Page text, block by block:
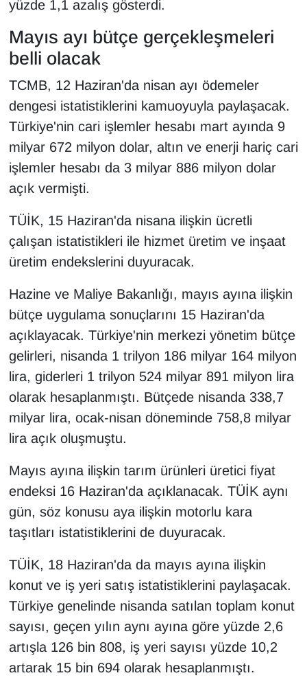
yüzde 1,1 azalış gösterdi.
Mayıs ayı bütçe gerçekleşmeleri
belli olacak
TCMB, 12 Haziran'da nisan ayı ödemeler
dengesi istatistiklerini kamuoyuyla paylaşacak.
Türkiye'nin cari işlemler hesabı mart ayında 9
milyar 672 milyon dolar, altın ve enerji hariç cari
işlemler hesabı da 3 milyar 886 milyon dolar
açık vermişti.
TÜİK, 15 Haziran'da nisana ilişkin ücretli
çalışan istatistikleri ile hizmet üretim ve inşaat
üretim endekslerini duyuracak.
Hazine ve Maliye Bakanlığı, mayıs ayına ilişkin
bütçe uygulama sonuçlarını 15 Haziran'da
açıklayacak. Türkiye'nin merkezi yönetim bütçe
gelirleri, nisanda 1 trilyon 186 milyar 164 milyon
lira, giderleri 1 trilyon 524 milyar 891 milyon lira
olarak hesaplanmıştı. Bütçede nisanda 338,7
milyar lira, ocak-nisan döneminde 758,8 milyar
lira açık oluşmuştu.
Mayıs ayına ilişkin tarım ürünleri üretici fiyat
endeksi 16 Haziran'da açıklanacak. TÜİK aynı
gün, söz konusu aya ilişkin motorlu kara
taşıtları istatistiklerini de duyuracak.
TÜİK, 18 Haziran'da da mayıs ayına ilişkin
konut ve iş yeri satış istatistiklerini paylaşacak.
Türkiye genelinde nisanda satılan toplam konut
sayısı, geçen yılın aynı ayına göre yüzde 2,6
artışla 126 bin 808, iş yeri sayısı yüzde 10,2
artarak 15 bin 694 olarak hesaplanmıştı.